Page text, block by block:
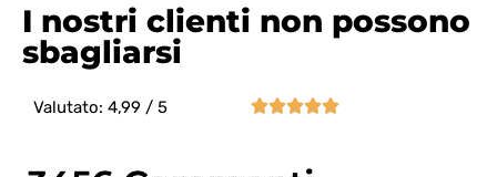
I nostri clienti non possono
sbagliarsi
Valutato: 4,99 / 5 